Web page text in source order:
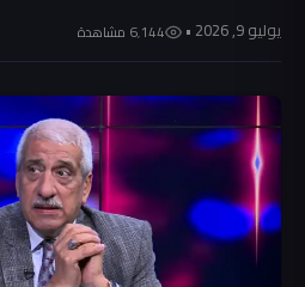
يوليو 9, 2026 • 6٬144 مشاهدة